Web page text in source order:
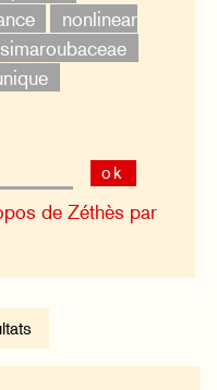
nonlinear
simaroubaceae
ok
de Zéthès par